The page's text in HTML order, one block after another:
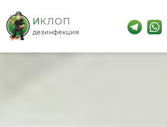
дезинфекция